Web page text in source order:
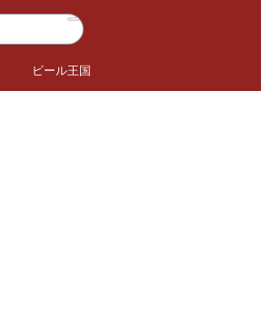
ビール王国